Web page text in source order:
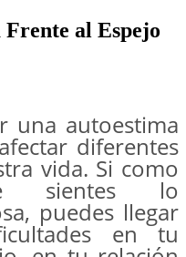
al Espejo
una autoestima
diferentes
vida. Si como
sientes lo
puedes llegar
en tu